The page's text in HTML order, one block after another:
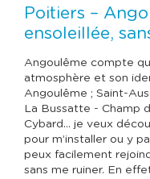
Poitiers –
ensoleillée,
Angoulême compte
atmosphère et son
Angoulême ; Saint-
La Bussatte - Champ
Cybard… je veux
pour m’installer ou y
peux facilement
sans me ruiner. En